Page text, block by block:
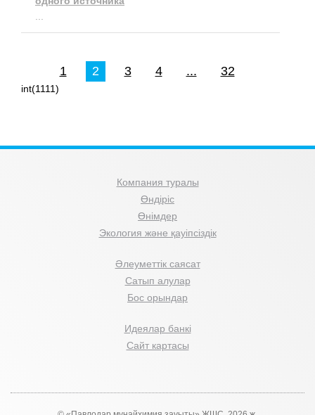
1 2 3 4 ... 32
int(1111)
Компания туралы
Өндіріс
Өнімдер
Экология және қауіпсіздік
Әлеуметтік саясат
Сатып алулар
Бос орындар
Идеялар банкі
Сайт картасы